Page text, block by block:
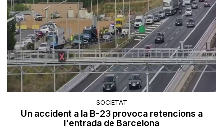
SOCIETAT
Un accident a la B-23 provoca retencions a
l'entrada de Barcelona